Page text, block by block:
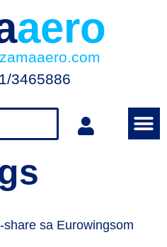
aero
3465886
sa Eurowingsom